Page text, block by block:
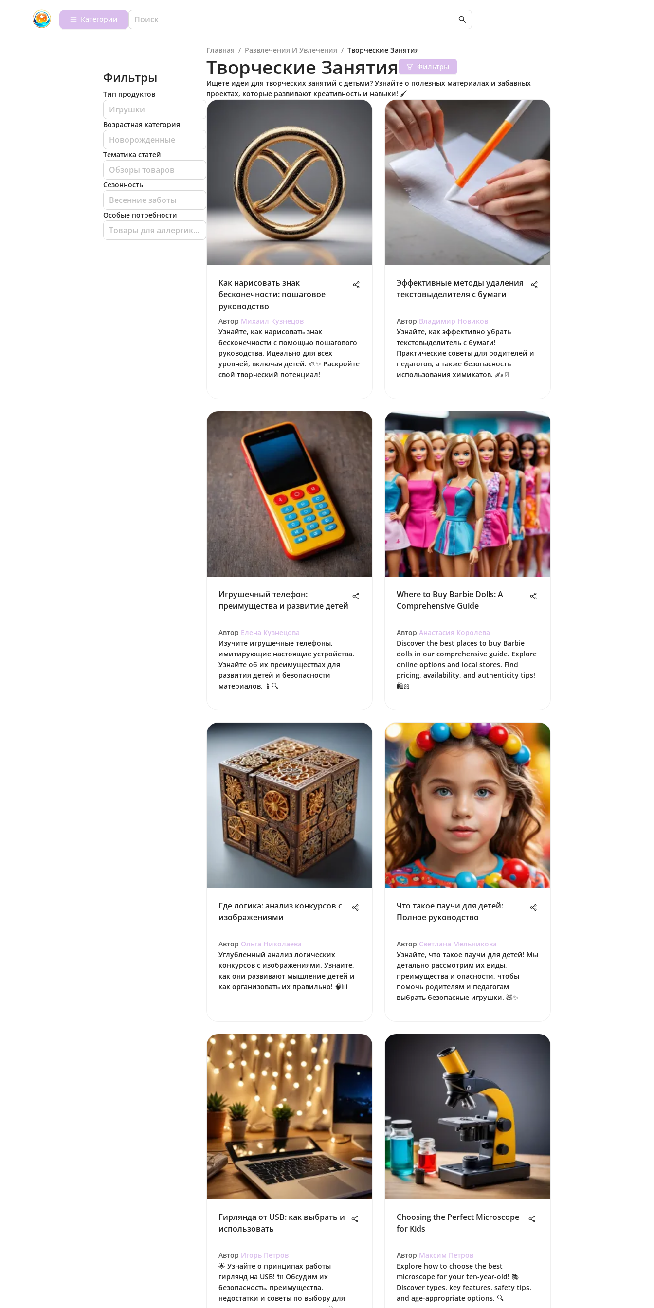
Категории
Фильтры
Тип продуктов
Игрушки
Возрастная категория
Новорожденные
Тематика статей
Обзоры товаров
Сезонность
Весенние заботы
Особые потребности
Товары для аллергиков
Главная / Развлечения И Увлечения / Творческие Занятия
Творческие Занятия
Фильтры
Ищете идеи для творческих занятий с детьми? Узнайте о полезных материалах и забавных
проектах, которые развивают креативность и навыки! 🖌️
Как нарисовать знак
бесконечности: пошаговое
руководство
Автор Михаил Кузнецов
Узнайте, как нарисовать знак
бесконечности с помощью пошагового
руководства. Идеально для всех
уровней, включая детей. 🎨✨ Раскройте
свой творческий потенциал!
Эффективные методы удаления
текстовыделителя с бумаги
Автор Владимир Новиков
Узнайте, как эффективно убрать
текстовыделитель с бумаги!
Практические советы для родителей и
педагогов, а также безопасность
использования химикатов. ✍️📄
Игрушечный телефон:
преимущества и развитие детей
Автор Елена Кузнецова
Изучите игрушечные телефоны,
имитирующие настоящие устройства.
Узнайте об их преимуществах для
развития детей и безопасности
материалов. 📱🔍
Where to Buy Barbie Dolls: A
Comprehensive Guide
Автор Анастасия Королева
Discover the best places to buy Barbie
dolls in our comprehensive guide. Explore
online options and local stores. Find
pricing, availability, and authenticity tips!
🛍️🎀
Где логика: анализ конкурсов с
изображениями
Автор Ольга Николаева
Углубленный анализ логических
конкурсов с изображениями. Узнайте,
как они развивают мышление детей и
как организовать их правильно! 🧠📊
Что такое паучи для детей:
Полное руководство
Автор Светлана Мельникова
Узнайте, что такое паучи для детей! Мы
детально рассмотрим их виды,
преимущества и опасности, чтобы
помочь родителям и педагогам
выбрать безопасные игрушки. 🧸✨
Гирлянда от USB: как выбрать и
использовать
Автор Игорь Петров
🌟 Узнайте о принципах работы
гирлянд на USB! 🔌 Обсудим их
безопасность, преимущества,
недостатки и советы по выбору для
Choosing the Perfect Microscope
for Kids
Автор Максим Петров
Explore how to choose the best
microscope for your ten-year-old! 📚
Discover types, key features, safety tips,
and age-appropriate options. 🔍